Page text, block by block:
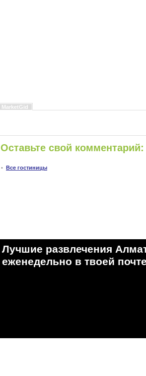
MarketGid
Оставьте свой комментарий:
• Все гостиницы
Лучшие развлечения
eженедельно в твоей